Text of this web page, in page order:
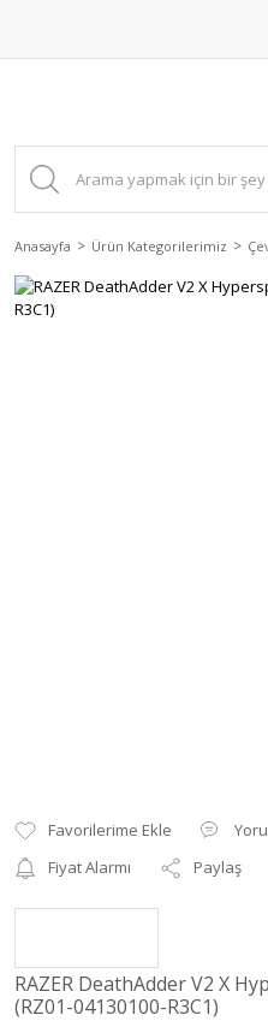
Anasayfa Ürün Kategorilerimiz
Fiyat Alarmı
Paylaş
RAZER DeathAdder V2 X
(RZ01-04130100-R3C1)